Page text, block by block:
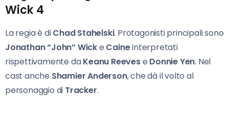
Wick 4
La regia è diChad Stahelski. Protagonisti principali sono
Jonathan “John” Wicke Caineinterpretati
rispettivamente daKeanu Reevese Donnie Yen. Nel
cast anche Shamier Anderson, che dà il volto al
personaggio di Tracker.